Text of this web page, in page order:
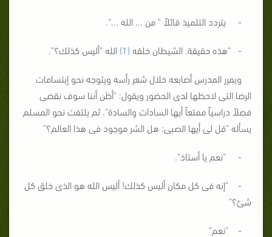
- يتردد التلميذ قائلاً " من ... الله ...".
- "هذه حقيقة. الشيطان خلقه(1) الله "أليس كذلك؟".
ويمرر المدرس أصابعه خلال شعر رأسه ويتوجه نحو إبتسامات
الرضا التى لاحظها لدى الحضور ويقول: "أظن أننا سوف نقضى
فصلاً دراسياً ممتعاً أيها السادات والسادة". ثم يلتفت نحو المسلم
يسأله "قل لى أيها الصبى: هل الشر موجود فى هذا العالم؟"
- "نعم يا أستاذ".
- "إنه فى كل مكان أليس كذلك! أليس الله هو الذى خلق كل
شئ؟"
- "نعم"